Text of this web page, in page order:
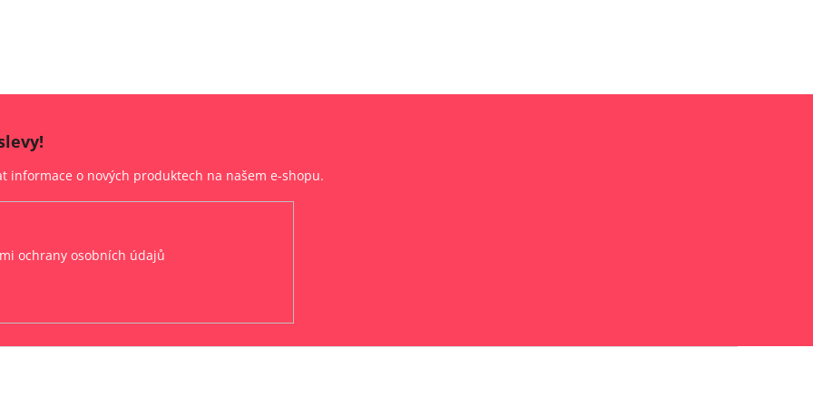
informace o nových produktech na našem e-shopu.
ochrany osobních údajů